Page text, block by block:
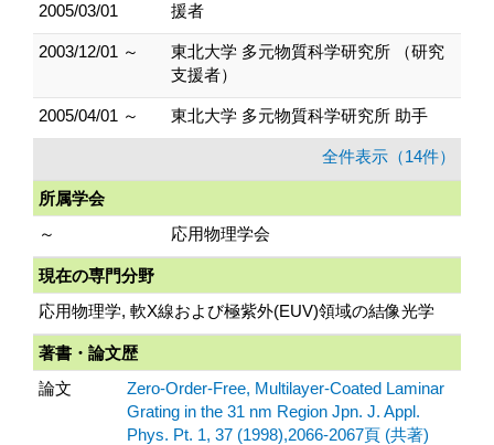
2005/03/01
援者
2003/12/01 ～
東北大学 多元物質科学研究所 （研究
支援者）
2005/04/01 ～ 東北大学 多元物質科学研究所 助手
全件表示（14件）
所属学会
～
応用物理学会
現在の専門分野
応用物理学, 軟X線および極紫外(EUV)領域の結像光学
著書・論文歴
論文
Zero-Order-Free, Multilayer-Coated Laminar
Grating in the 31 nm Region Jpn. J. Appl.
Phys. Pt. 1, 37 (1998),2066-2067頁 (共著)